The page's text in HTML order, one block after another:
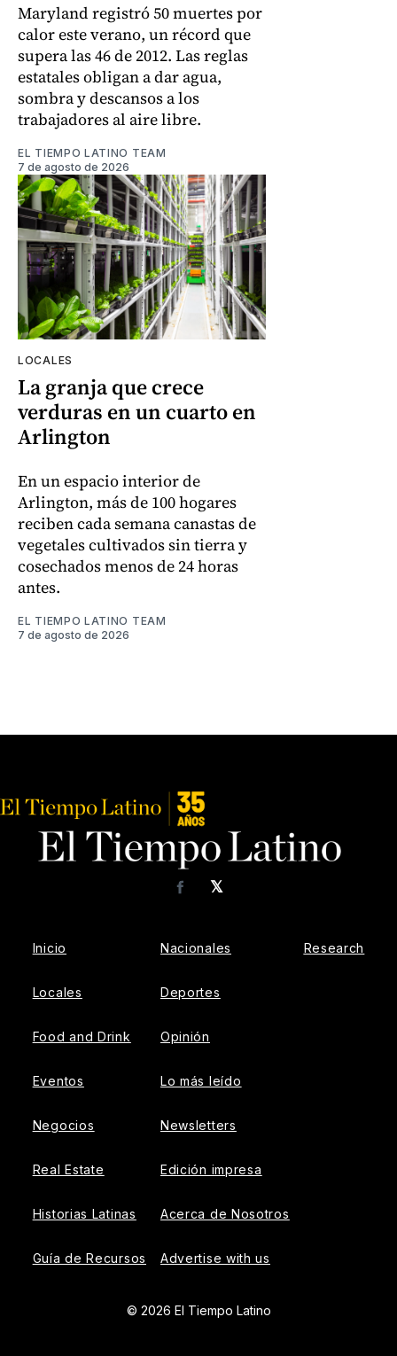
Maryland registró 50 muertes por
calor este verano, un récord que
supera las 46 de 2012. Las reglas
estatales obligan a dar agua,
sombra y descansos a los
trabajadores al aire libre.
EL TIEMPO LATINO TEAM
7 de agosto de 2026
LOCALES
La granja que crece
verduras en un cuarto en
Arlington
En un espacio interior de
Arlington, más de 100 hogares
reciben cada semana canastas de
vegetales cultivados sin tierra y
cosechados menos de 24 horas
antes.
EL TIEMPO LATINO TEAM
7 de agosto de 2026
𝕏
Facebook
Inicio
Locales
Food and Drink
Eventos
Negocios
Real Estate
Historias Latinas
Guía de Recursos
Nacionales
Deportes
Opinión
Lo más leído
Newsletters
Edición impresa
Acerca de Nosotros
Advertise with us
Research
© 2026 El Tiempo Latino